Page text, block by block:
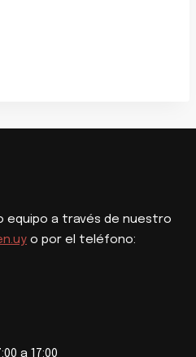
a través de nuestro
o por el teléfono:
a 17:00